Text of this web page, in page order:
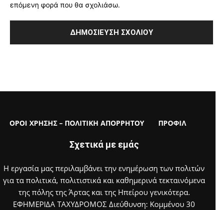
επόμενη φορά που θα σχολιάσω.
ΟΡΟΙ ΧΡΗΣΗΣ – ΠΟΛΙΤΙΚΗ ΑΠΟΡΡΗΤΟΥ ΠΡΟΦΙΛ
Σχετικά με εμάς
Η εργασία μας περιλαμβάνει την ενημέρωση των πολιτών
για τα πολιτικά, πολιτιστικά και καθημερινά τεκταινόμενα
της πόλης της Άρτας και της Ηπείρου γενικότερα.
ΕΦΗΜΕΡΙΔΑ ΤΑΧΥΔΡΟΜΟΣ Διεύθυνση: Κομμένου 30